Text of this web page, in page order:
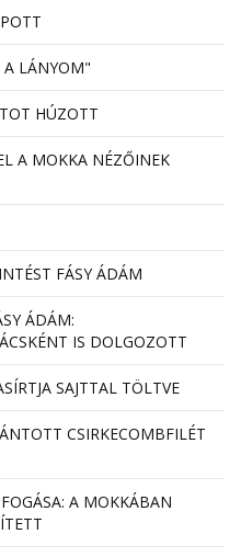
A LÁNYOM"
HÚZOTT
A MOKKA NÉZŐINEK
FÁSY ÁDÁM
ÁDÁM:
IS DOLGOZOTT
SAJTTAL TÖLTVE
CSIRKECOMBFILÉT
A MOKKÁBAN